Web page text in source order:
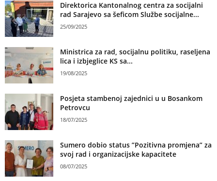
Direktorica Kantonalnog centra za socijalni
rad Sarajevo sa šeficom Službe socijalne...
25/09/2025
Ministrica za rad, socijalnu politiku, raseljena
lica i izbjeglice KS sa...
19/08/2025
Posjeta stambenoj zajednici u u Bosankom
Petrovcu
18/07/2025
Sumero dobio status ”Pozitivna promjena” za
svoj rad i organizacijske kapacitete
08/07/2025